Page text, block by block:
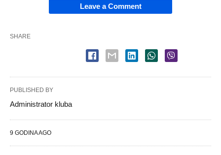
Leave a Comment
SHARE
PUBLISHED BY
Administrator kluba
9 GODINA AGO